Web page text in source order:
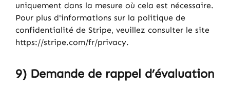
uniquement dans la mesure où cela est nécessaire.
Pour plus d'informations sur la politique de
confidentialité de Stripe, veuillez consulter le site
https://stripe.com/fr/privacy.
9) Demande de rappel d’évaluation